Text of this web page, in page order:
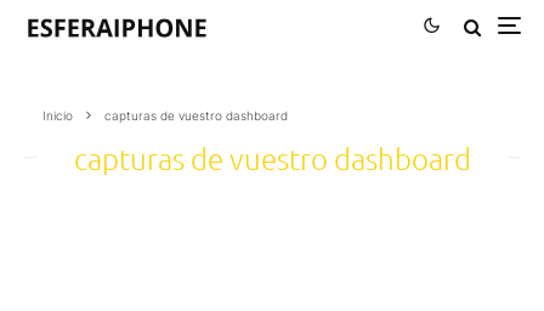
Inicio capturas de vuestro dashboard
capturas de vuestro dashboard